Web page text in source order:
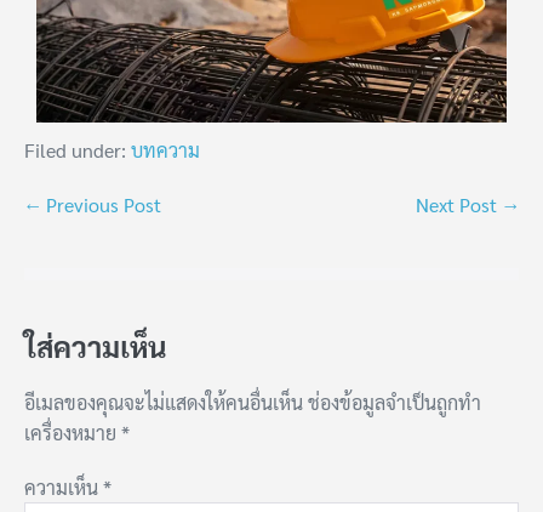
Filed under: บทความ
← Previous Post Next Post →
ใส่ความเห็น
อีเมลของคุณจะไม่แสดงให้คนอื่นเห็นช่องข้อมูลจำเป็นถูกทำ
เครื่องหมาย *
ความเห็น*